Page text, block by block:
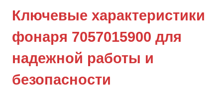
Ключевые характеристики
фонаря 7057015900 для
надежной работы и
безопасности